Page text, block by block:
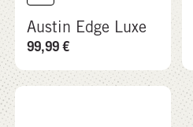
Austin Edge Luxe
99,99€